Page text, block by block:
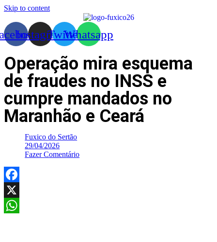
Skip to content
InstagramTwitterWhatsapp
Operação mira esquema
de fraudes no INSS e
cumpre mandados no
Maranhão e Ceará
Fuxico do Sertão
29/04/2026
Fazer Comentário
Facebook
X